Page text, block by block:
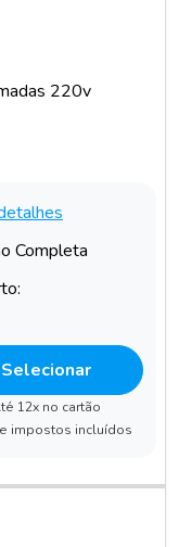
220v
Completa
Selecionar
12x no cartão
impostos incluídos